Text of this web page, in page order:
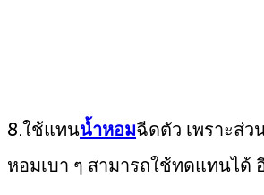
8.ใช้แทนน้ำหอมฉีดตัว เพราะส่
หอมเบา ๆ สามารถใช้ทดแทนได้